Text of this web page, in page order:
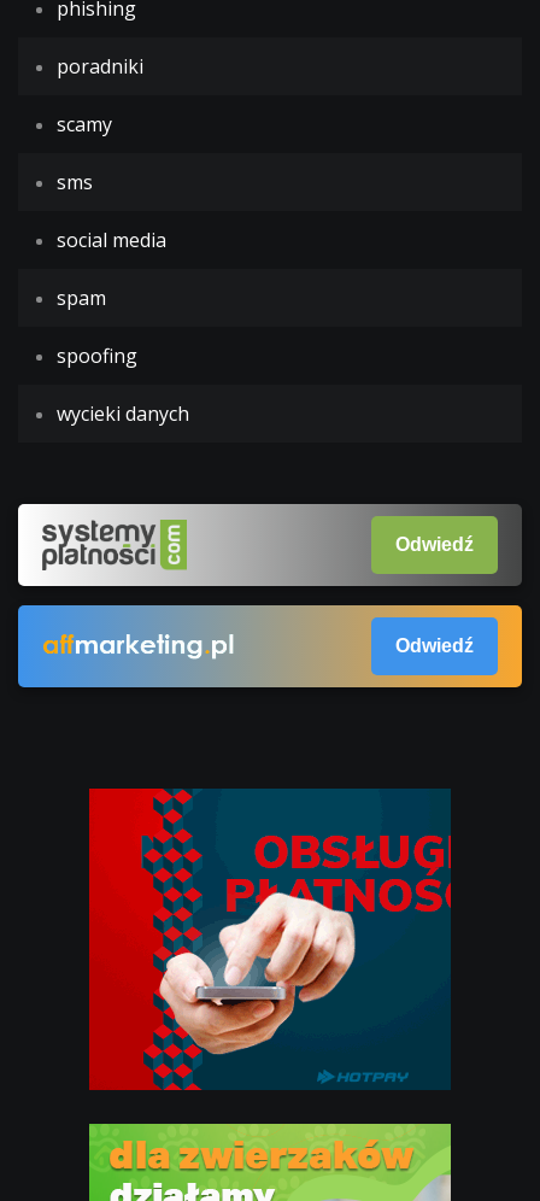
phishing
poradniki
scamy
sms
social media
spam
spoofing
wycieki danych
Odwiedź
Odwiedź